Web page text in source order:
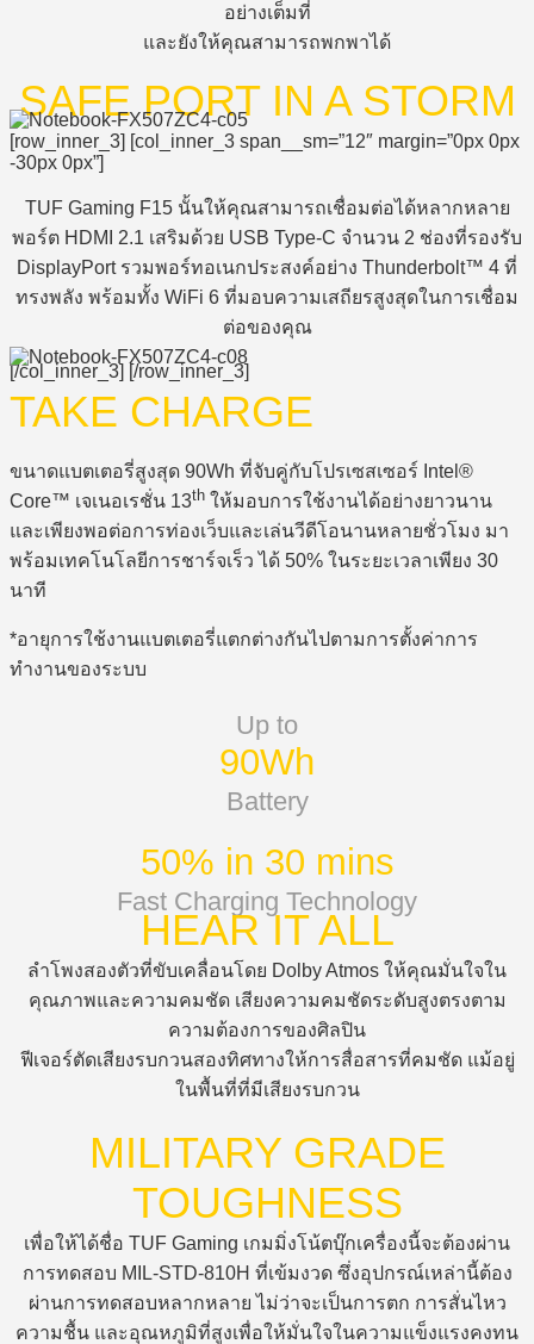
อย่างเต็มที่
และยังให้คุณสามารถพกพาได้
SAFE PORT IN A STORM
[row_inner_3] [col_inner_3 span__sm=”12″ margin=”0px 0px
-30px 0px”]
TUF Gaming F15 นั้นให้คุณสามารถเชื่อมต่อได้หลากหลาย
พอร์ต HDMI 2.1 เสริมด้วย USB Type-C จำนวน 2 ช่องที่รองรับ
DisplayPort รวมพอร์ทอเนกประสงค์อย่าง Thunderbolt™ 4 ที่
ทรงพลัง พร้อมทั้ง WiFi 6 ที่มอบความเสถียรสูงสุดในการเชื่อม
ต่อของคุณ
[/col_inner_3] [/row_inner_3]
TAKE CHARGE
ขนาดแบตเตอรี่สูงสุด 90Wh ที่จับคู่กับโปรเซสเซอร์ Intel®
Core™ เจเนอเรชั่น 13th ให้มอบการใช้งานได้อย่างยาวนาน
และเพียงพอต่อการท่องเว็บและเล่นวีดีโอนานหลายชั่วโมง มา
พร้อมเทคโนโลยีการชาร์จเร็ว ได้ 50% ในระยะเวลาเพียง 30
นาที
*อายุการใช้งานแบตเตอรี่แตกต่างกันไปตามการตั้งค่าการ
ทำงานของระบบ
Up to
90Wh
Battery
50% in 30 mins
Fast Charging Technology
HEAR IT ALL
ลำโพงสองตัวที่ขับเคลื่อนโดย Dolby Atmos ให้คุณมั่นใจใน
คุณภาพและความคมชัด เสียงความคมชัดระดับสูงตรงตาม
ความต้องการของศิลปิน
ฟีเจอร์ตัดเสียงรบกวนสองทิศทางให้การสื่อสารที่คมชัด แม้อยู่
ในพื้นที่ที่มีเสียงรบกวน
MILITARY GRADE
TOUGHNESS
เพื่อให้ได้ชื่อ TUF Gaming เกมมิ่งโน้ตบุ๊กเครื่องนี้จะต้องผ่าน
การทดสอบ MIL-STD-810H ที่เข้มงวด ซึ่งอุปกรณ์เหล่านี้ต้อง
ผ่านการทดสอบหลากหลาย ไม่ว่าจะเป็นการตก การสั่นไหว
ความชื้น และอุณหภูมิที่สูงเพื่อให้มั่นใจในความแข็งแรงคงทน